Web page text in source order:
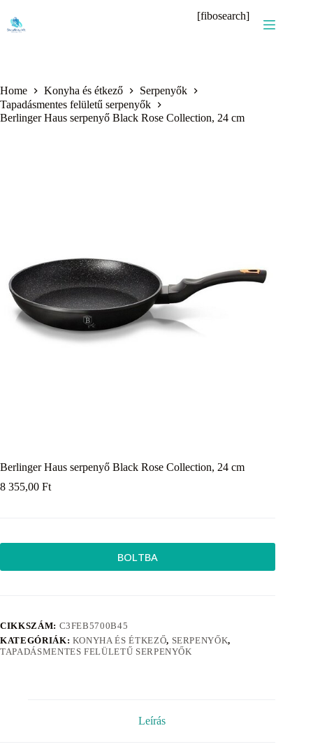
content
[fibosearch]
Home Konyha és étkező
Serpenyők
Tapadásmentes felületű serpenyők
Berlinger Haus serpenyő Black Rose Collection, 24 cm
Berlinger Haus serpenyő Black Rose Collection, 24 cm
8 355,00 Ft
BOLTBA
CIKKSZÁM: C3FEB5700B45
KATEGÓRIÁK: KONYHA ÉS ÉTKEZŐ, SERPENYŐK,
TAPADÁSMENTES FELÜLETŰ SERPENYŐK
Leírás